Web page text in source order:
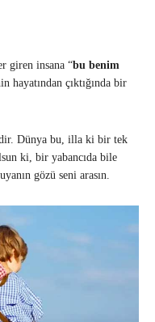
giren insana “bu benim
çıktığında bir
Dünya bu, illa ki bir tek
ki, bir yabancıda bile
gözü seni arasın.